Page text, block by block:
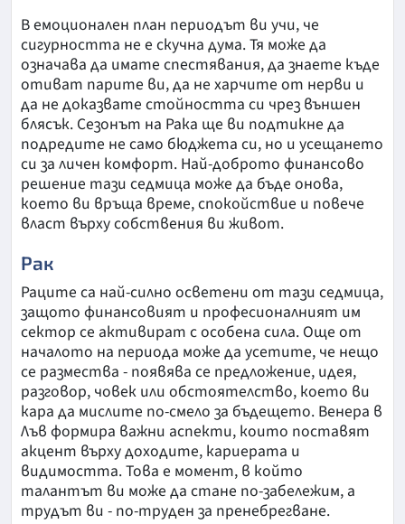
В емоционален план периодът ви учи, че
сигурността не е скучна дума. Тя може да
означава да имате спестявания, да знаете къде
отиват парите ви, да не харчите от нерви и
да не доказвате стойността си чрез външен
блясък. Сезонът на Рака ще ви подтикне да
подредите не само бюджета си, но и усещането
си за личен комфорт. Най-доброто финансово
решение тази седмица може да бъде онова,
което ви връща време, спокойствие и повече
власт върху собствения ви живот.
Рак
Раците са най-силно осветени от тази седмица,
защото финансовият и професионалният им
сектор се активират с особена сила. Още от
началото на периода може да усетите, че нещо
се размества - появява се предложение, идея,
разговор, човек или обстоятелство, което ви
кара да мислите по-смело за бъдещето. Венера в
Лъв формира важни аспекти, които поставят
акцент върху доходите, кариерата и
видимостта. Това е момент, в който
талантът ви може да стане по-забележим, а
трудът ви - по-труден за пренебрегване.